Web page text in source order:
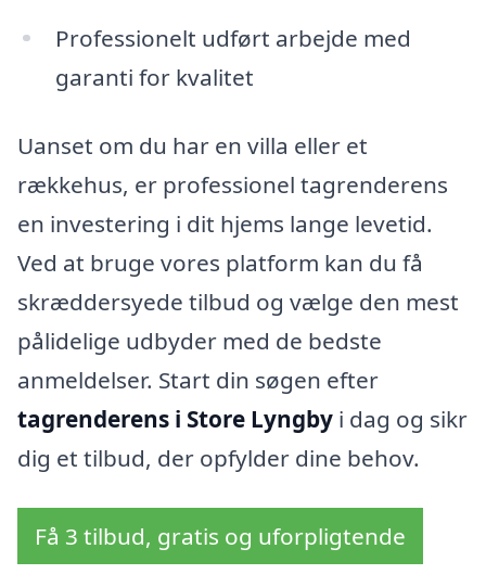
Professionelt udført arbejde med
garanti for kvalitet
Uanset om du har en villa eller et
rækkehus, er professionel tagrenderens
en investering i dit hjems lange levetid.
Ved at bruge vores platform kan du få
skræddersyede tilbud og vælge den mest
pålidelige udbyder med de bedste
anmeldelser. Start din søgen efter
tagrenderens i Store Lyngby i dag og sikr
dig et tilbud, der opfylder dine behov.
Få 3 tilbud, gratis og uforpligtende